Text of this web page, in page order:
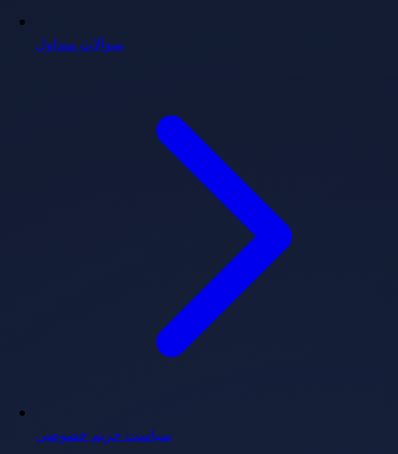
سوالات متداول
سیاست حریم خصوصی